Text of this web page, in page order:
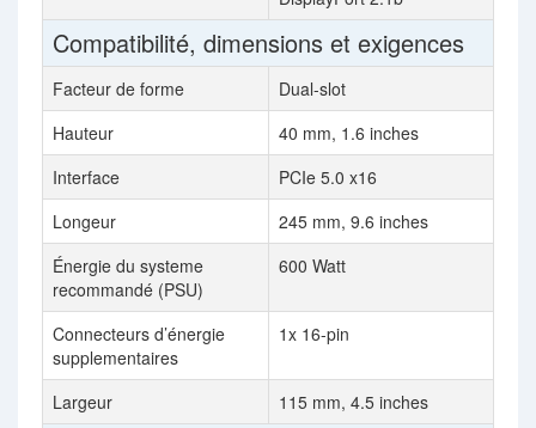
Compatibilité, dimensions et exigences
Facteur de forme
Dual-slot
Hauteur
40 mm, 1.6 inches
Interface
PCIe 5.0 x16
Longeur
245 mm, 9.6 inches
Énergie du systeme
recommandé (PSU)
600 Watt
Connecteurs d’énergie
supplementaires
1x 16-pin
Largeur 115 mm, 4.5 inches